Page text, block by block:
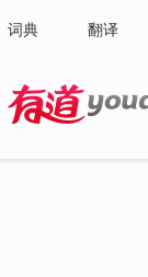
词典 翻译